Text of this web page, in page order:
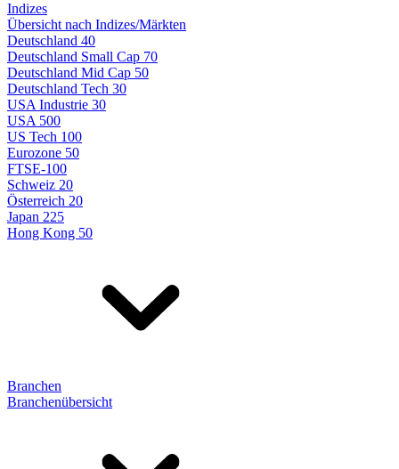
Indizes
Übersicht nach Indizes/Märkten
Deutschland 40
Deutschland Small Cap 70
Deutschland Mid Cap 50
Deutschland Tech 30
USA Industrie 30
USA 500
US Tech 100
Eurozone 50
FTSE-100
Schweiz 20
Österreich 20
Japan 225
Hong Kong 50
Branchen
Branchenübersicht